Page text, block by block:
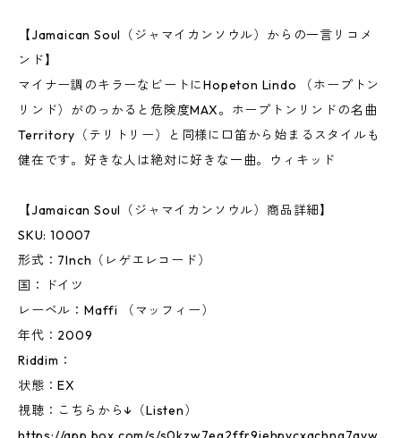
【Jamaican Soul（ジャマイカンソウル）からの一言リコメ
ンド】
マイナー調のキラーなビートにHopeton Lindo （ホープトン
リンド）がのっかると危険度MAX。ホープトンリンドの名曲
Territory（テリトリー）と同様に口笛から始まるスタイルも
健在です。好きな人は絶対に好きな一曲。ウィキッド
【Jamaican Soul（ジャマイカンソウル）商品詳細】
SKU: 10007
形式：7Inch（レゲエレコード）
国：ドイツ
レーベル：Maffi （マッフィー）
年代：2009
Riddim：
状態：EX
視聴：こちらから↓（Listen）